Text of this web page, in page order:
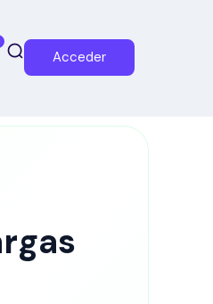
Acceder